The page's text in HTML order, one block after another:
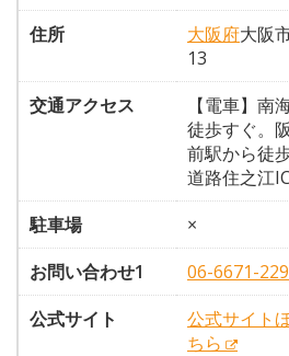
住所
大阪府大阪
13
交通アクセス
【電車】南
徒歩すぐ。
前駅から徒
道路住之江
駐車場
×
お問い合わせ1
06-6671-
公式サイト
公式サイト
ちら